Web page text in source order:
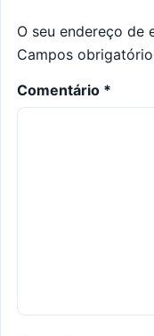
O seu endereço de
Campos
Comentário *